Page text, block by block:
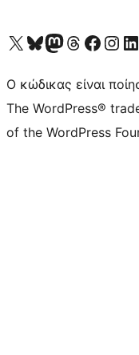
Visit our X (formerly Twitter) account
Visit our Bluesky account
Επισκεφθείτε τον λογαριασμό μας στο Mastodon
Visit our Threads account
Επισκεφτείτε τηΕπισκεφθείτε
Ο κώδικας είναι
The WordPress®
of the WordPress